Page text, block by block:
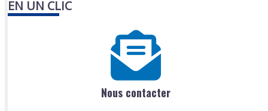
EN UN CLIC
Nous contacter